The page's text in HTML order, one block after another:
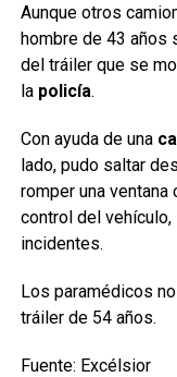
Aunque otros
hombre de 43 años
del tráiler que se
la policía.
Con ayuda de una
lado, pudo saltar
romper una ventana
control del
incidentes.
Los paramédicos
tráiler de 54 años.
Fuente: Excélsior